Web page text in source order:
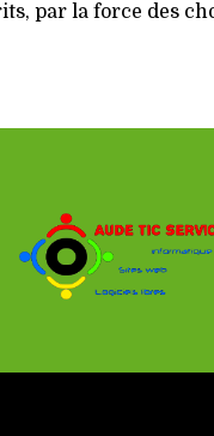
par la force des